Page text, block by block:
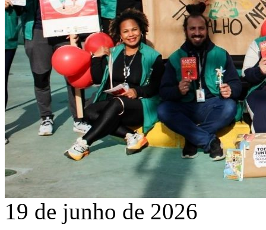
19 de junho de 2026